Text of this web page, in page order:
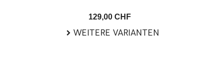
129,00 CHF
WEITERE VARIANTEN